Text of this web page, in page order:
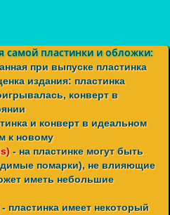
самой пластинки и обложки:
при выпуске пластинка
издания: пластинка
конверт в
и конверт в идеальном
к новому
- на пластинке могут быть
помарки), не влияющие
иметь небольшие
- пластинка имеет некоторый